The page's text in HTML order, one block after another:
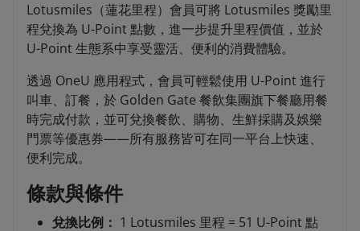
Lotusmiles（蓮花里程）會員可將 Lotusmiles 獎勵里
程兌換為 U-Point 點數，進一步提升里程價值，並於
U-Point 生態系中享受靈活、便利的消費體驗。
透過 OneU 應用程式，會員可輕鬆使用 U-Point 進行
叫車、訂餐，於 Golden Gate 餐飲集團旗下餐廳用餐
時完成付款，並可兌換餐飲、購物、生鮮採購及娛樂
門票等優惠券——所有服務皆可在同一平台上快速、
便利完成。
條款與條件
兌換比例： 1 Lotusmiles 里程 = 51 U-Point 點